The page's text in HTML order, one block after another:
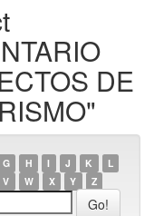
DE
G H I J K
L
V W X Y Z